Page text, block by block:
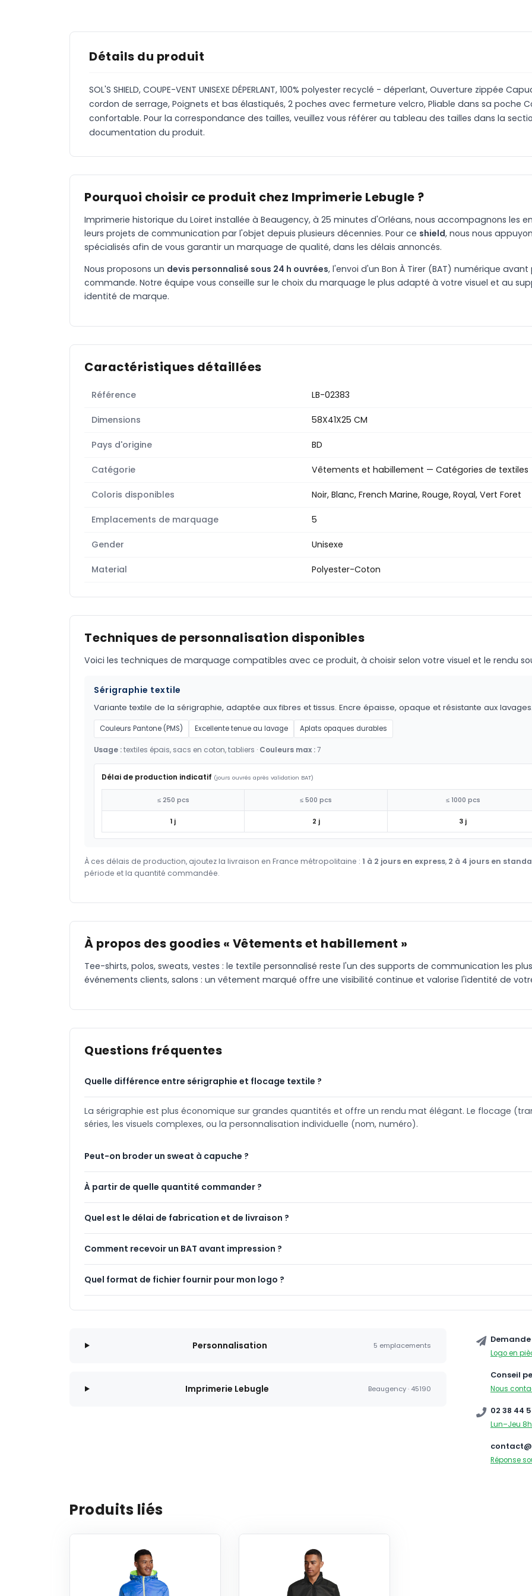
Détails du produit
SOL'S SHIELD, COUPE-VENT UNISEXE DÉPERLANT, 100% polyester recyclé - déperlant, Ouverture zippée
cordon de serrage, Poignets et bas élastiqués, 2 poches avec fermeture velcro, Pliable dans sa poche
confortable. Pour la correspondance des tailles, veuillez vous référer au tableau des tailles dans la
documentation du produit.
Pourquoi choisir ce produit chez Imprimerie Lebugle ?
Imprimerie historique du Loiret installée à Beaugency, à 25 minutes d'Orléans, nous accompagnons les
leurs projets de communication par l'objet depuis plusieurs décennies. Pour ce shield, nous nous
spécialisés afin de vous garantir un marquage de qualité, dans les délais annoncés.
Nous proposons un devis personnalisé sous 24 h ouvrées, l'envoi d'un Bon À Tirer (BAT) numérique
commande. Notre équipe vous conseille sur le choix du marquage le plus adapté à votre visuel et au
identité de marque.
Caractéristiques détaillées
Référence LB-02383
Dimensions 58X41X25 CM
Pays d'origine BD
Catégorie Vêtements et habillement — Catégories de textiles
Coloris disponibles Noir, Blanc, French Marine, Rouge, Royal, Vert Foret
Emplacements de marquage 5
Gender Unisexe
Material Polyester-Coton
Techniques de personnalisation disponibles
Voici les techniques de marquage compatibles avec ce produit, à choisir selon votre visuel et le rendu
Sérigraphie textile
Variante textile de la sérigraphie, adaptée aux fibres et tissus. Encre épaisse, opaque et résistante aux lavages.
Couleurs Pantone (PMS) Excellente tenue au lavage Aplats opaques durables
Usage :textiles épais, sacs en coton, tabliers · Couleurs max :7
Délai de production indicatif (jours ouvrés après validation BAT)
≤ 250 pcs ≤ 500 pcs ≤ 1000 pcs
1 j 2 j 3 j
À ces délais de production, ajoutez la livraison en France métropolitaine : 1 à 2 jours en express, 2 à 4 jours en
période et la quantité commandée.
À propos des goodies « Vêtements et habillement »
Tee-shirts, polos, sweats, vestes : le textile personnalisé reste l'un des supports de communication les
événements clients, salons : un vêtement marqué offre une visibilité continue et valorise l'identité de
Questions fréquentes
Quelle différence entre sérigraphie et flocage textile ?
La sérigraphie est plus économique sur grandes quantités et offre un rendu mat élégant. Le flocage
séries, les visuels complexes, ou la personnalisation individuelle (nom, numéro).
Peut-on broder un sweat à capuche ?
À partir de quelle quantité commander ?
Quel est le délai de fabrication et de livraison ?
Comment recevoir un BAT avant impression ?
Quel format de fichier fournir pour mon logo ?
Personnalisation 5 emplacements
Imprimerie Lebugle Beaugency · 45190
Logo en
Conseil
Nous
02 38 44
Lun–Jeu
Réponse
Produits liés